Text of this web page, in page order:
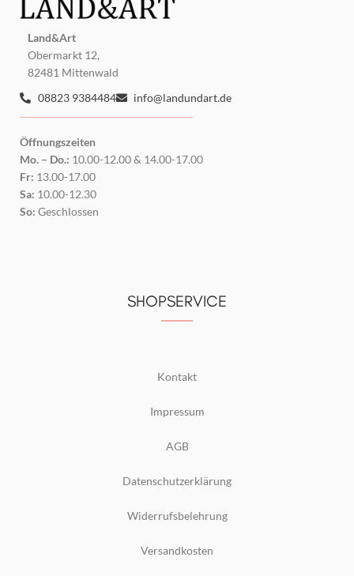
Land&Art
Obermarkt 12,
82481 Mittenwald
08823 9384484
info@landundart.de
Öffnungszeiten
Mo. – Do.: 10.00-12.00 & 14.00-17.00
Fr: 13.00-17.00
Sa: 10.00-12.30
So: Geschlossen
SHOPSERVICE
Kontakt
Impressum
AGB
Datenschutzerklärung
Widerrufsbelehrung
Versandkosten